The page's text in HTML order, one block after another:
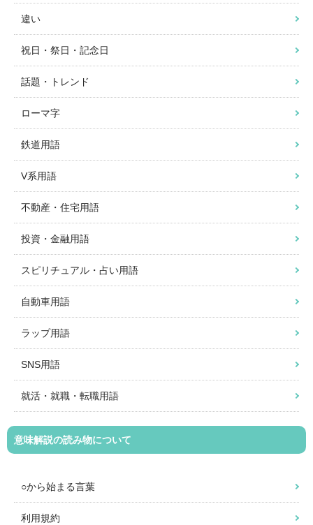
違い
祝日・祭日・記念日
話題・トレンド
ローマ字
鉄道用語
V系用語
不動産・住宅用語
投資・金融用語
スピリチュアル・占い用語
自動車用語
ラップ用語
SNS用語
就活・就職・転職用語
意味解説の読み物について
○から始まる言葉
利用規約